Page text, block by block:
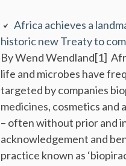
Africa achieves a
historic new Treaty to
By Wend Wendland[1]
life and microbes have
targeted by companies
medicines, cosmetics
– often without prior and
acknowledgement and
practice known as